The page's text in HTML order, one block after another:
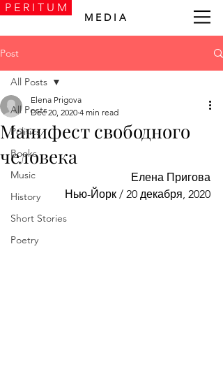
P E R I T U M
M E D I A
Post
All Posts
Politics
Books
Music
History
Short Stories
Poetry
All Posts
Манифест свободного
человека
Elena Prigova
Dec 20, 2020 4 min read
Елена Пригова
Нью-Йорк / 20 декабря, 2020